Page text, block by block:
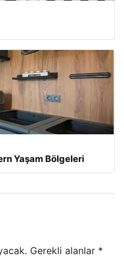
Yaşam Bölgeleri
Gerekli alanlar *